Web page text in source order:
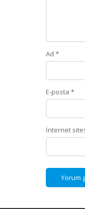
Ad*
E-posta*
İnternet